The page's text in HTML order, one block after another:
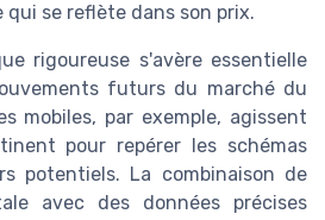
se reflète dans son prix.
rigoureuse s'avère essentielle
futurs du marché du
mobiles, par exemple, agissent
pour repérer les schémas
potentiels. La combinaison de
avec des données précises